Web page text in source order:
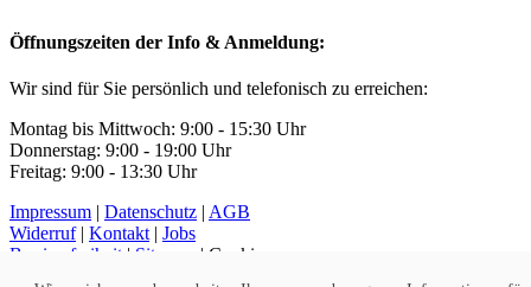
Öffnungszeiten der Info & Anmeldung:
Wir sind für Sie persönlich und telefonisch zu erreichen:
Montag bis Mittwoch: 9:00 - 15:30 Uhr
Donnerstag: 9:00 - 19:00 Uhr
Freitag: 9:00 - 13:30 Uhr
Impressum | Datenschutz | AGB
Widerruf| Kontakt | Jobs
Barrierefreiheit | Sitemap | Cookies